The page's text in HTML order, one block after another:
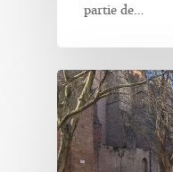
partie de…